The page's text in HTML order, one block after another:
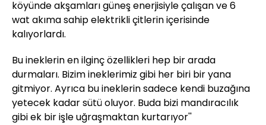
köyünde akşamları güneş enerjisiyle çalışan ve 6
wat akıma sahip elektrikli çitlerin içerisinde
kalıyorlardı.
Bu ineklerin en ilginç özellikleri hep bir arada
durmaları. Bizim ineklerimiz gibi her biri bir yana
gitmiyor. Ayrıca bu ineklerin sadece kendi buzağına
yetecek kadar sütü oluyor. Buda bizi mandıracılık
gibi ek bir işle uğraşmaktan kurtarıyor''